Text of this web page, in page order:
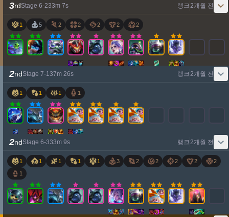
3rdStage 6-233m 7s 랭크2개월 전
1 5 2 2 2 2 2
2ndStage 7-137m 26s 랭크2개월 전
1 1 1 1
2ndStage 6-333m 9s 랭크2개월 전
1 1 1 1 1 3 2 2 2 2
2
1